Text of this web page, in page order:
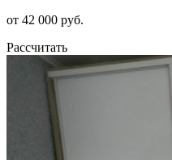
от 42 000 руб.
Рассчитать